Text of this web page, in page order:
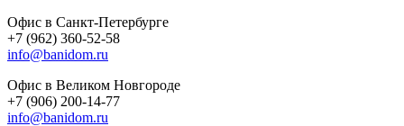
Офис в Санкт-Петербурге
+7 (962) 360-52-58
info@banidom.ru
Офис в Великом Новгороде
+7 (906) 200-14-77
info@banidom.ru